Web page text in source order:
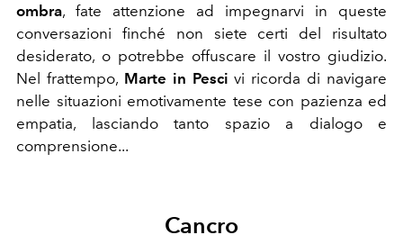
ombra, fate attenzione ad impegnarvi in queste
conversazioni finché non siete certi del risultato
desiderato, o potrebbe offuscare il vostro giudizio.
Nel frattempo, Marte in Pesci vi ricorda di navigare
nelle situazioni emotivamente tese con pazienza ed
empatia, lasciando tanto spazio a dialogo e
comprensione...
Cancro